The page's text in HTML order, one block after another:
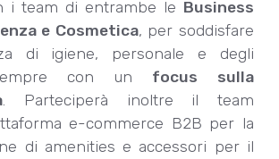
i team di entrambe le Business
e Cosmetica, per soddisfare
di igiene, personale e degli
con un focus sulla
. Parteciperà inoltre il team
e-commerce B2B per la
di amenities e accessori per il